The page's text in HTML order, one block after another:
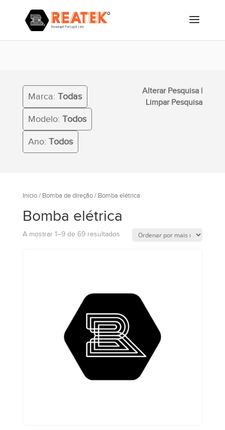
Marca: Todas
Modelo: Todos
Ano: Todos
Alterar Pesquisa |
Limpar Pesquisa
Início/ Bomba de direção/ Bomba elétrica
Bomba elétrica
A mostrar 1–9 de 69 resultados